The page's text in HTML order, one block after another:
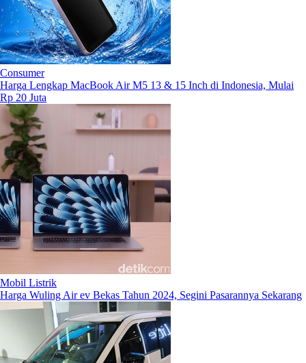
Consumer
Harga Lengkap MacBook Air M5 13 & 15 Inch di Indonesia, Mulai
Rp 20 Juta
Mobil Listrik
Harga Wuling Air ev Bekas Tahun 2024, Segini Pasarannya Sekarang